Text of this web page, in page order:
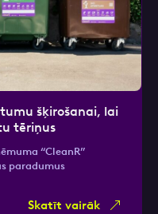
šķirošanai, lai
tēriņus
“CleanR”
paradumus
Skatīt vairāk